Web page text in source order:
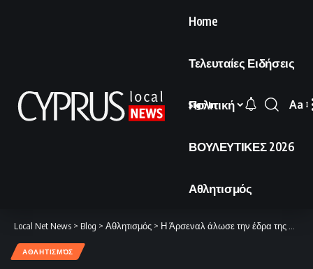
Home
Τελευταίες Ειδήσεις
Πολιτική
ΒΟΥΛΕΥΤΙΚΕΣ 2026
Αθλητισμός
Sign In
Font
Aa
Local Net News > Blog > Αθλητισμός > Η Άρσεναλ άλωσε την έδρα της Σπόρτινγκ στη Λισαβόνα.
ΑΘΛΗΤΙΣΜΌΣ